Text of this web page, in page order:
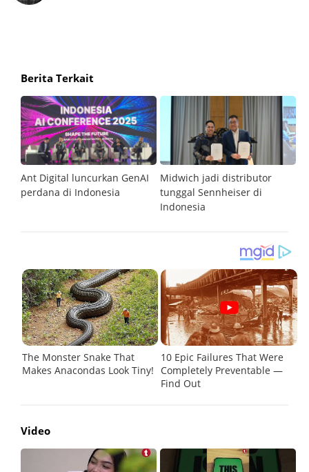
Berita Terkait
Ant Digital luncurkan GenAI
perdana di Indonesia
Midwich jadi distributor
tunggal Sennheiser di
Indonesia
Video